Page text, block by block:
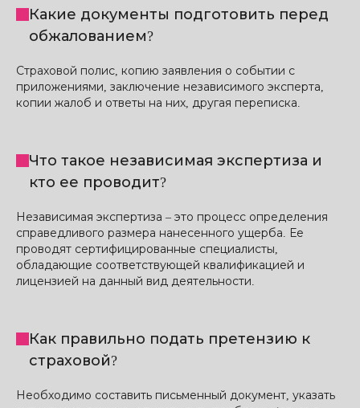
Какие документы подготовить перед
обжалованием?
Страховой полис, копию заявления о событии с
приложениями, заключение независимого эксперта,
копии жалоб и ответы на них, другая переписка.
Что такое независимая экспертиза и
кто ее проводит?
Независимая экспертиза – это процесс определения
справедливого размера нанесенного ущерба. Ее
проводят сертифицированные специалисты,
обладающие соответствующей квалификацией и
лицензией на данный вид деятельности.
Как правильно подать претензию к
страховой?
Необходимо составить письменный документ, указать